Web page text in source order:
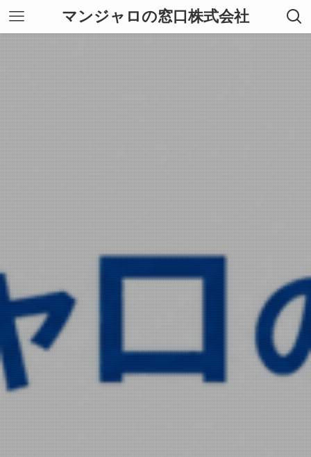
マンジャロの窓口株式会社